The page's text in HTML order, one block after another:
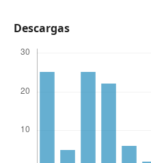
Descargas